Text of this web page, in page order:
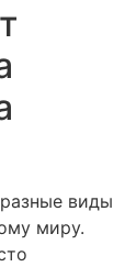
виды
миру.